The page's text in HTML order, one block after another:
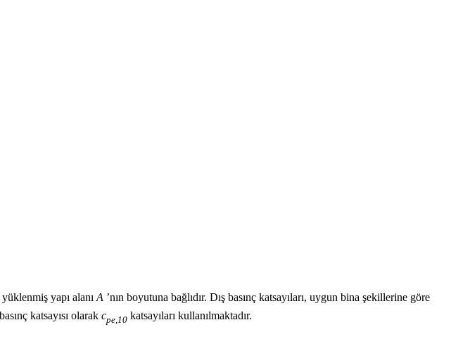
yapı alanı A ’nın boyutuna bağlıdır. Dış basınç katsayıları, uygun bina şekillerine göre
katsayısı olarak cpe,10 katsayıları kullanılmaktadır.